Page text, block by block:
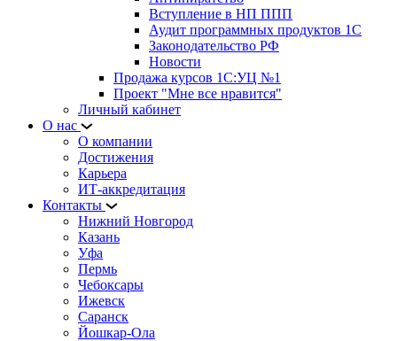
Вступление в НП ППП
Аудит программных продуктов 1С
Законодательство РФ
Новости
Продажа курсов 1С:УЦ №1
Проект "Мне все нравится"
Личный кабинет
О нас
О компании
Достижения
Карьера
ИТ-аккредитация
Контакты
Нижний Новгород
Казань
Уфа
Пермь
Чебоксары
Ижевск
Саранск
Йошкар-Ола